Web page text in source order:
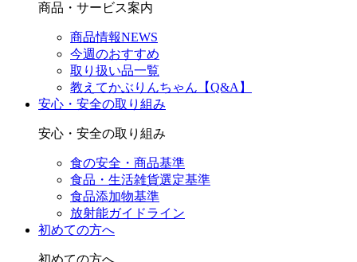
商品・サービス案内
商品情報NEWS
今週のおすすめ
取り扱い品一覧
教えてかぶりんちゃん【Q&A】
安心・安全の取り組み
安心・安全の取り組み
食の安全・商品基準
食品・生活雑貨選定基準
食品添加物基準
放射能ガイドライン
初めての方へ
初めての方へ